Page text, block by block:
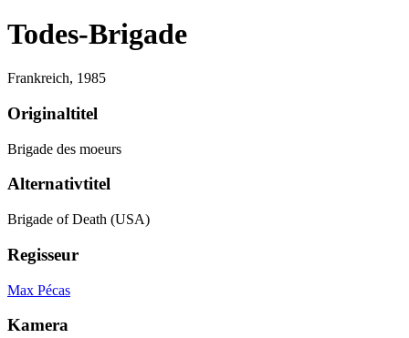
Todes-Brigade
Frankreich, 1985
Originaltitel
Brigade des moeurs
Alternativtitel
Brigade of Death (USA)
Regisseur
Max Pécas
Kamera